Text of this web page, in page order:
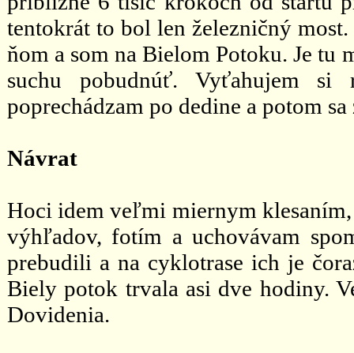
tentokrát to bol len železničný
ňom a som na Bielom Potoku. Je tu
suchu pobudnúť. Vyťahujem
poprechádzam po dedine a potom
Návrat
Hoci idem veľmi miernym klesaním,
výhľadov, fotím a uchovávam
prebudili a na cyklotrase ich je
Biely potok trvala asi dve hodiny.
Dovidenia.